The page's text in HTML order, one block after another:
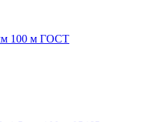
100 м ГОСТ